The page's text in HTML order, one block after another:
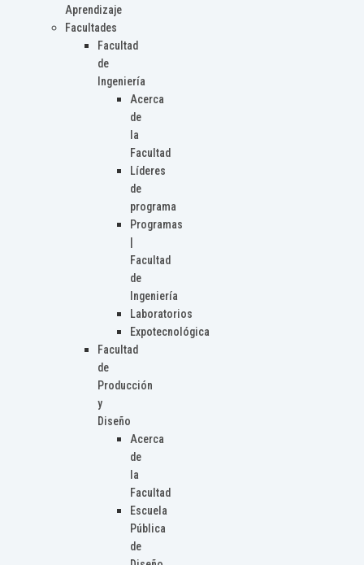
Aprendizaje
Facultades
Facultad
de
Ingeniería
Acerca
de
la
Facultad
Líderes
de
programa
Programas
Facultad
de
Ingeniería
Laboratorios
Expotecnológica
Facultad
de
Producción
y
Diseño
Acerca
de
la
Facultad
Escuela
Pública
de